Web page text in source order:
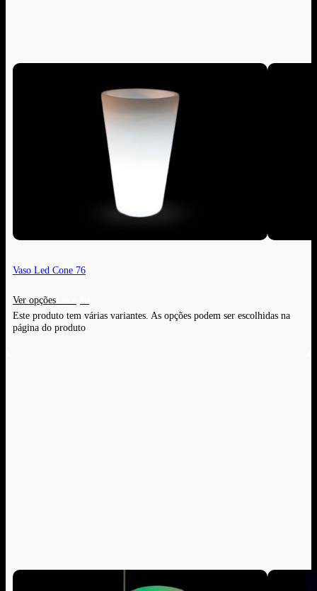
Vaso Led Cone 76
Ver opções
Este produto tem várias variantes. As opções podem ser escolhidas na
página do produto